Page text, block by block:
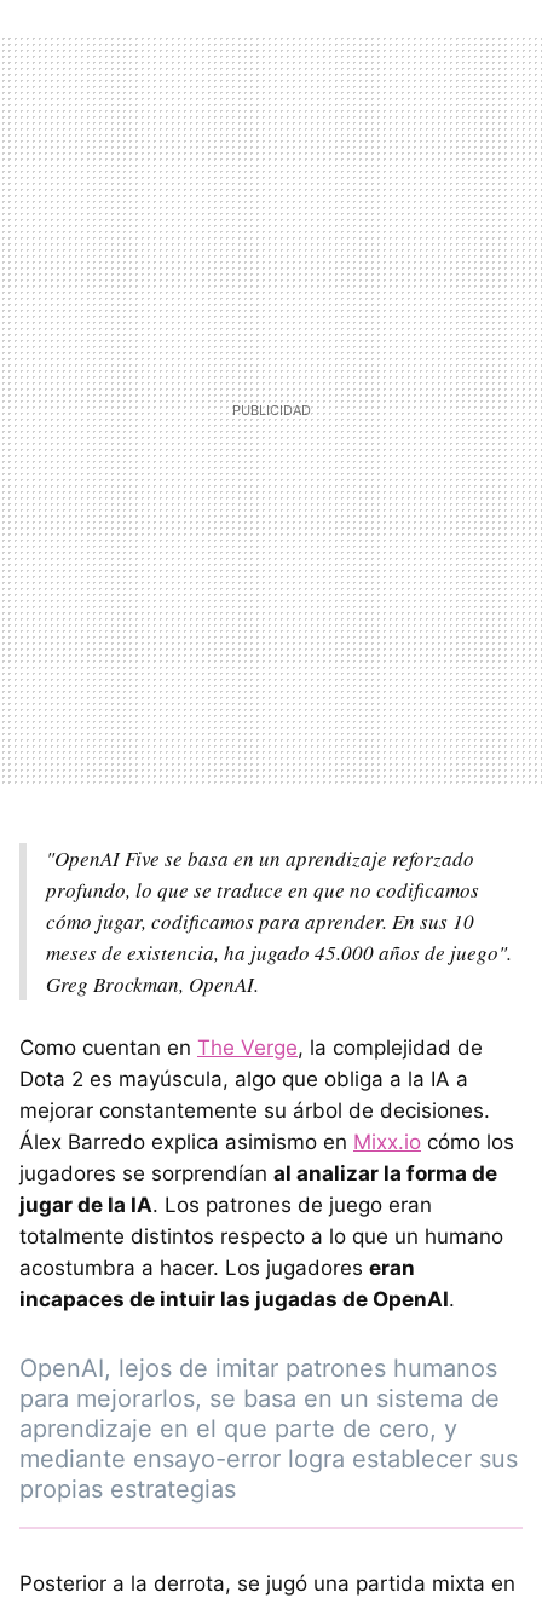
"OpenAI Five se basa en un aprendizaje reforzado
profundo, lo que se traduce en que no codificamos
cómo jugar, codificamos para aprender. En sus 10
meses de existencia, ha jugado 45.000 años de juego".
Greg Brockman, OpenAI.
Como cuentan en The Verge, la complejidad de
Dota 2 es mayúscula, algo que obliga a la IA a
mejorar constantemente su árbol de decisiones.
Álex Barredo explica asimismo en Mixx.io cómo los
jugadores se sorprendían al analizar la forma de
jugar de la IA. Los patrones de juego eran
totalmente distintos respecto a lo que un humano
acostumbra a hacer. Los jugadores eran
incapaces de intuir las jugadas de OpenAI.
OpenAI, lejos de imitar patrones humanos
para mejorarlos, se basa en un sistema de
aprendizaje en el que parte de cero, y
mediante ensayo-error logra establecer sus
propias estrategias
Posterior a la derrota, se jugó una partida mixta en